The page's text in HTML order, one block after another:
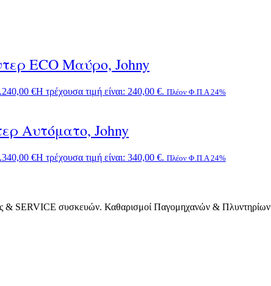
ECO Μαύρο, Johny
240,00 €Η τρέχουσα τιμή είναι: 240,00 €. Πλέον Φ.Π.Α 24%
Αυτόματο, Johny
340,00 €Η τρέχουσα τιμή είναι: 340,00 €. Πλέον Φ.Π.Α 24%
& SERVICE συσκευών. Καθαρισμοί Παγομηχανών & Πλυντηρίων